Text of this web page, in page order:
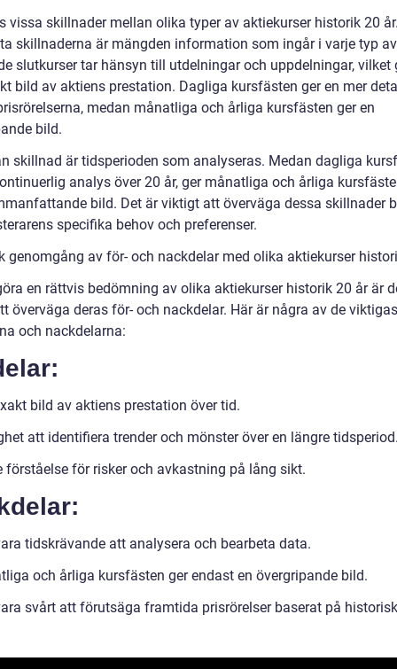
vissa skillnader mellan olika typer av aktiekurser historik 20
skillnaderna är mängden information som ingår i varje typ
slutkurser tar hänsyn till utdelningar och uppdelningar, vilket
bild av aktiens prestation. Dagliga kursfästen ger en mer
medan månatliga och årliga kursfästen ger en
bild.
skillnad är tidsperioden som analyseras. Medan dagliga
analys över 20 år, ger månatliga och årliga
bild. Det är viktigt att överväga dessa skillnader
specifika behov och preferenser.
genomgång av för- och nackdelar med olika aktiekurser
en rättvis bedömning av olika aktiekurser historik 20 år är
överväga deras för- och nackdelar. Här är några av de
och nackdelarna:
bild av aktiens prestation över tid.
att identifiera trender och mönster över en längre
förståelse för risker och avkastning på lång sikt.
tidskrävande att analysera och bearbeta data.
och årliga kursfästen ger endast en övergripande bild.
svårt att förutsäga framtida prisrörelser baserat på